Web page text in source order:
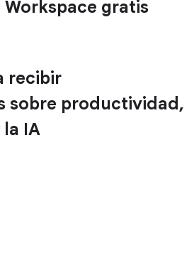
gratis
recibir
sobre productividad,
IA